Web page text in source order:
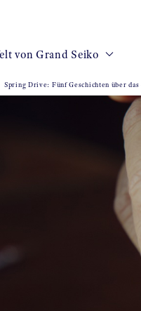
von Grand Seiko
Spring Drive: Fünf Geschichten über das